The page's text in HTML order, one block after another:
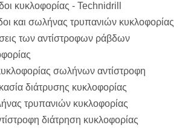
κυκλοφορίας - Technidrill
και σωλήνας τρυπανιών κυκλοφορίας
των αντίστροφων ράβδων
σωλήνων αντίστροφη
διάτρυσης κυκλοφορίας
τρυπανιών κυκλοφορίας
διάτρηση κυκλοφορίας